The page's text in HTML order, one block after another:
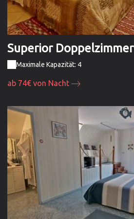
Superior Doppelzimmer
Maximale Kapazität: 4
ab 74€ von Nacht